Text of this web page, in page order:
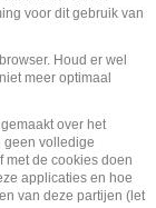
voor dit gebruik van
Houd er wel
meer optimaal
over het
geen volledige
met de cookies doen
applicaties en hoe
van deze partijen (let